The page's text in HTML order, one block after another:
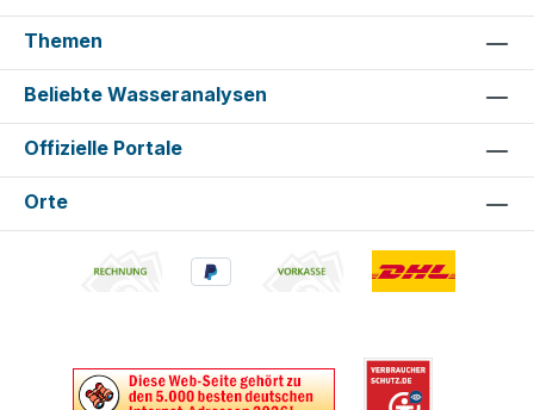
Themen
Beliebte Wasseranalysen
Offizielle Portale
Orte